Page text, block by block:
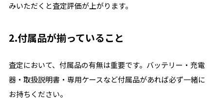
みいただくと査定評価が上がります。
2.付属品が揃っていること
査定において、付属品の有無は重要です。バッテリー・充電
器・取扱説明書・専用ケースなど付属品があれば必ず一緒に
お持ちください。